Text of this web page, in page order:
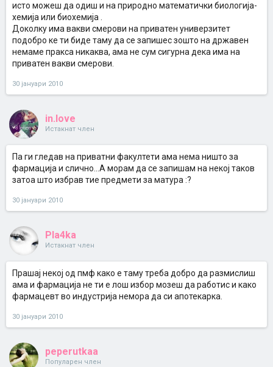
исто можеш да одиш и на природно математички биологија-
хемија или биохемија .
Доколку има вакви смерови на приватен универзитет
подобро ке ти биде таму да се запишес зошто на државен
немаме пракса никаква, ама не сум сигурна дека има на
приватен вакви смерови.
30 јануари 2010
in.love
Истакнат член
Па ги гледав на приватни факултети ама нема ништо за
фармација и слично...А морам да се запишам на некој таков
затоа што избрав тие предмети за матура :?
30 јануари 2010
Pla4ka
Истакнат член
Прашај некој од пмф како е таму треба добро да размислиш
ама и фармација не ти е лош избор мозеш да работис и како
фармацевт во индустрија немора да си апотекарка.
30 јануари 2010
peperutkaa
Популарен член